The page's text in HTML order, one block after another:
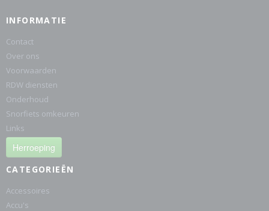
INFORMATIE
Contact
Over ons
Voorwaarden
RDW diensten
Onderhoud
Snorfiets omkeuren
Links
Herroeping
CATEGORIEËN
Accessoires
Accu's